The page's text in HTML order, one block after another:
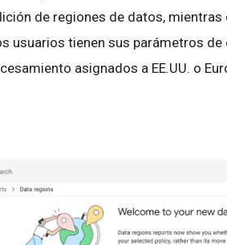
de regiones de datos,
usuarios tienen sus parámetros
asignados a EE.UU. o